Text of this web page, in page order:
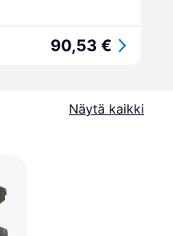
90,53 €
Näytä kaikki